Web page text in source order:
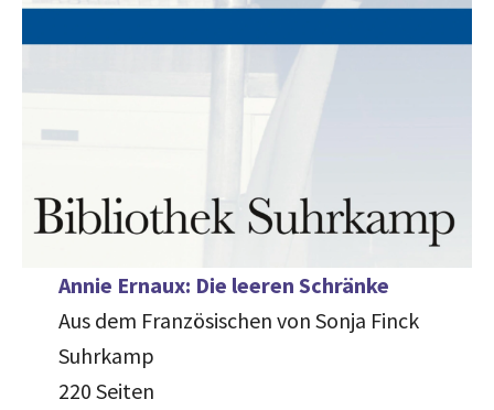
Annie Ernaux: Die leeren Schränke
Aus dem Französischen von Sonja Finck
Suhrkamp
220 Seiten